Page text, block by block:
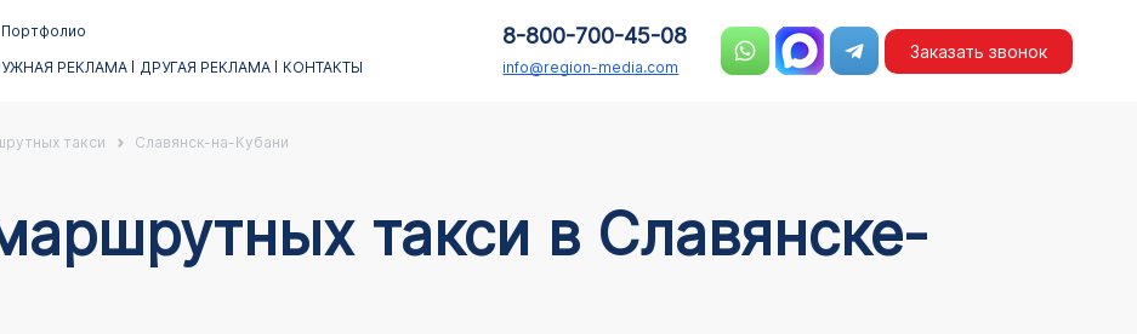
Портфолио
РЕКЛАМА ДРУГАЯ РЕКЛАМА КОНТАКТЫ
8-800-700-45-08
info@region-media.com
Заказать звонок
такси Славянск-на-Кубани
такси в Славянске-